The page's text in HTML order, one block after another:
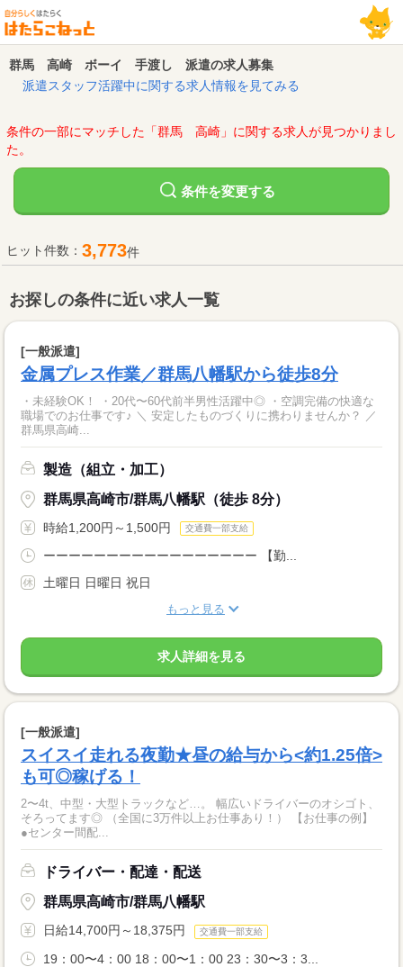
群馬 高崎 ボーイ 手渡し 派遣の求人募集
派遣スタッフ活躍中に関する求人情報を見てみる
条件の一部にマッチした「群馬 高崎」に関する求人が見つかりまし
た。
条件を変更する
ヒット件数： 3,773件
お探しの条件に近い求人一覧
[一般派遣]
金属プレス作業／群馬八幡駅から徒歩8分
・未経験OK！ ・20代〜60代前半男性活躍中◎ ・空調完備の快適な
職場でのお仕事です♪ ＼ 安定したものづくりに携わりませんか？ ／
群馬県高崎...
製造（組立・加工）
群馬県高崎市/群馬八幡駅（徒歩 8分）
時給1,200円～1,500円 交通費一部支給
ーーーーーーーーーーーーーーーーー 【勤...
土曜日 日曜日 祝日
もっと見る
求人詳細を見る
[一般派遣]
スイスイ走れる夜勤★昼の給与から<約1.25倍>
も可◎稼げる！
2〜4t、中型・大型トラックなど…。 幅広いドライバーのオシゴト、
そろってます◎ （全国に3万件以上お仕事あり！） 【お仕事の例】
●センター間配...
ドライバー・配達・配送
群馬県高崎市/群馬八幡駅
日給14,700円～18,375円 交通費一部支給
19：00〜4：00 18：00〜1：00 23：30〜3：3...